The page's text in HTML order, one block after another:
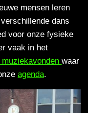
mensen leren
dans
voor onze fysieke
vaak in het
waar
agenda.